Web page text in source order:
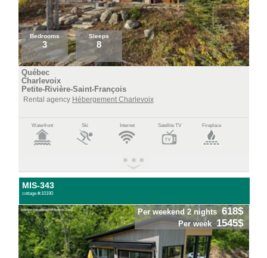
Bedrooms
3
Sleeps
8
Québec
Charlevoix
Petite-Rivière-Saint-François
Rental agency Hébergement Charlevoix
Waterfront Ski Internet Satellite TV Fireplace
MIS-343
cottage #:10190
Per weekend 2 nights 618$
Per week 1545$